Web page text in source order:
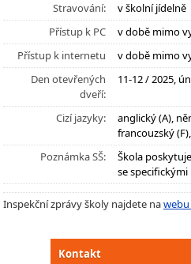
Stravování:
v školní jídelně
Přístup k PC
v době mimo
Přístup k internetu
v době mimo
Den otevřených
dveří:
11-12 / 2025,
Cizí jazyky:
anglický (A),
francouzský
Poznámka SŠ:
Škola
se
Inspekční zprávy školy najdete nawebu
Kontakt